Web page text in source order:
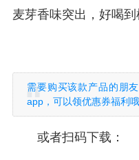
麦芽香味突出，好喝到
需要购买该款产品的朋
app，可以领优惠券福利哦
或者扫码下载：